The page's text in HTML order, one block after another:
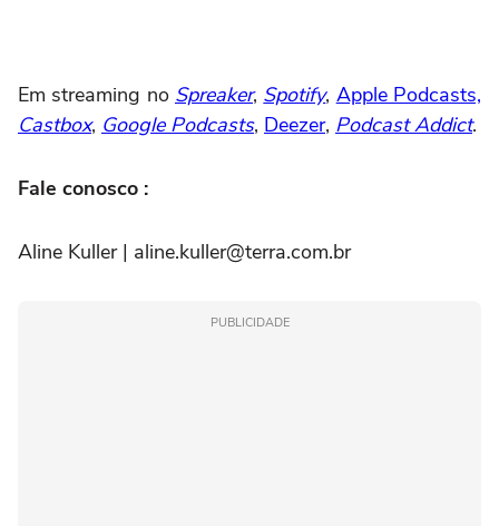
Em streaming no Spreaker, Spotify, Apple Podcasts,
Castbox, Google Podcasts, Deezer, Podcast Addict.
Fale conosco :
Aline Kuller | aline.kuller@terra.com.br
PUBLICIDADE